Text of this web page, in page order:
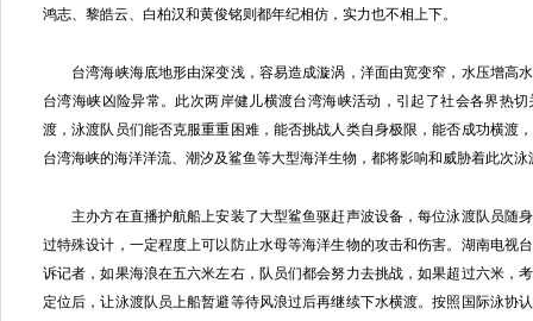
鸿志、黎皓云、白柏汉和黄俊铭则都年纪相仿，实力也不相上下。
台湾海峡海底地形由深变浅，容易造成漩涡，洋面由宽变窄，水压增高
台湾海峡凶险异常。此次两岸健儿横渡台湾海峡活动，引起了社会各界热
渡，泳渡队员们能否克服重重困难，能否挑战人类自身极限，能否成功横渡
台湾海峡的海洋洋流、潮汐及鲨鱼等大型海洋生物，都将影响和威胁着此次泳
主办方在直播护航船上安装了大型鲨鱼驱赶声波设备，每位泳渡队员随
过特殊设计，一定程度上可以防止水母等海洋生物的攻击和伤害。湖南电视
诉记者，如果海浪在五六米左右，队员们都会努力去挑战，如果超过六米，
定位后，让泳渡队员上船暂避等待风浪过后再继续下水横渡。按照国际泳协